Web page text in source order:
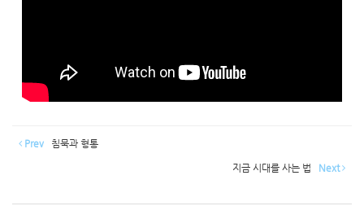
Prev 침묵과 형통
지금 시대를 사는 법 Next